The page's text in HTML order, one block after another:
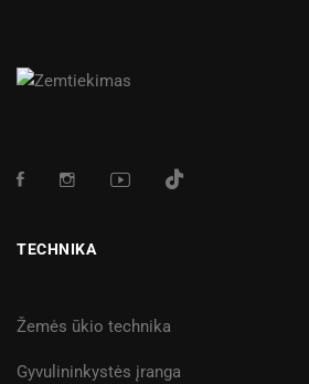
TECHNIKA
Žemės ūkio technika
Gyvulininkystės įranga